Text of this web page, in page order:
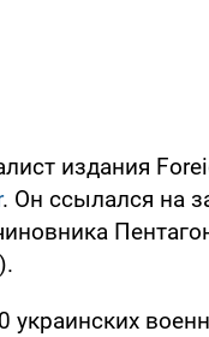
издания
. Он ссылался на